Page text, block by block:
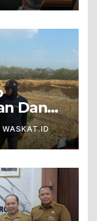
Dan
Lahan
WASKAT.ID